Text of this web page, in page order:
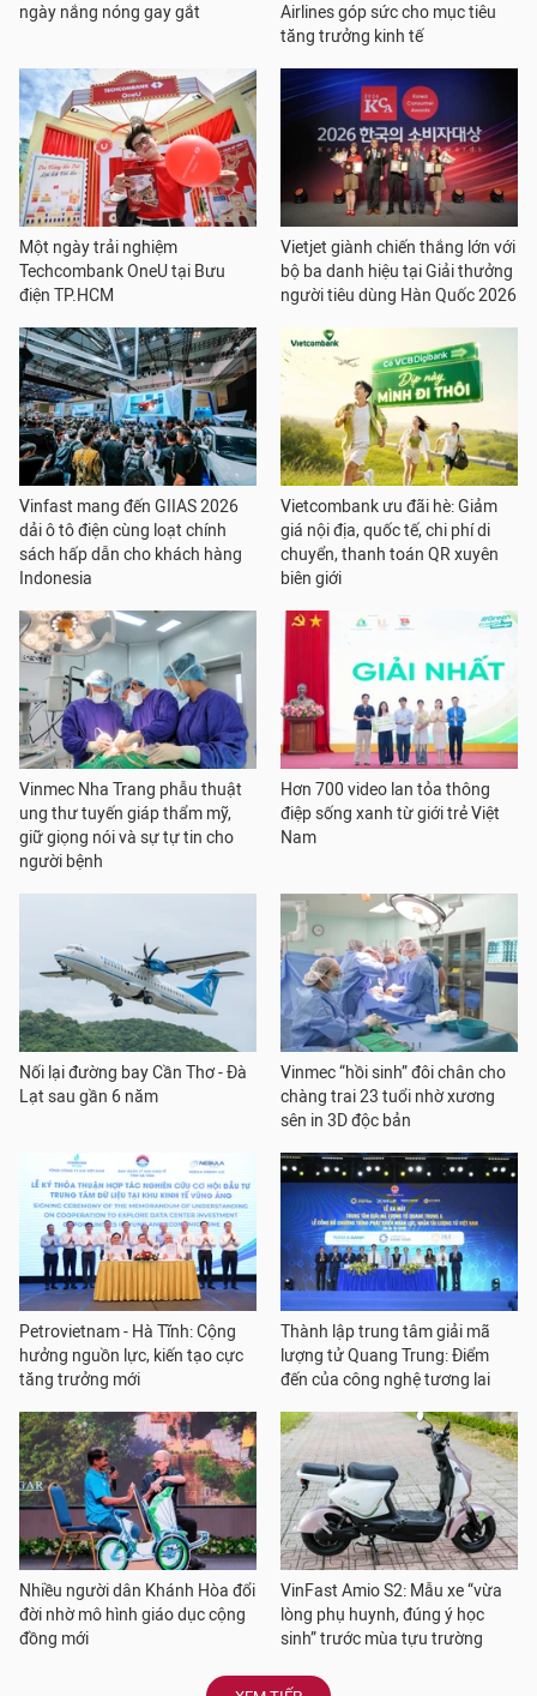
ngày nắng nóng gay gắt
Airlines góp sức cho mục tiêu
tăng trưởng kinh tế
Một ngày trải nghiệm
Techcombank OneU tại Bưu
điện TP.HCM
Vietjet giành chiến thắng lớn với
bộ ba danh hiệu tại Giải thưởng
người tiêu dùng Hàn Quốc 2026
Vinfast mang đến GIIAS 2026
dải ô tô điện cùng loạt chính
sách hấp dẫn cho khách hàng
Indonesia
Vietcombank ưu đãi hè: Giảm
giá nội địa, quốc tế, chi phí di
chuyển, thanh toán QR xuyên
biên giới
Vinmec Nha Trang phẫu thuật
ung thư tuyến giáp thẩm mỹ,
giữ giọng nói và sự tự tin cho
người bệnh
Hơn 700 video lan tỏa thông
điệp sống xanh từ giới trẻ Việt
Nam
Nối lại đường bay Cần Thơ - Đà
Lạt sau gần 6 năm
Vinmec “hồi sinh” đôi chân cho
chàng trai 23 tuổi nhờ xương
sên in 3D độc bản
Petrovietnam - Hà Tĩnh: Cộng
hưởng nguồn lực, kiến tạo cực
tăng trưởng mới
Thành lập trung tâm giải mã
lượng tử Quang Trung: Điểm
đến của công nghệ tương lai
Nhiều người dân Khánh Hòa đổi
đời nhờ mô hình giáo dục cộng
đồng mới
VinFast Amio S2: Mẫu xe “vừa
lòng phụ huynh, đúng ý học
sinh” trước mùa tựu trường